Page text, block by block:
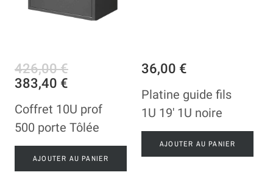
426,00 €
383,40 €
Coffret 10U prof
500 porte Tôlée
AJOUTER AU PANIER
36,00 €
Platine guide fils
1U 19' 1U noire
AJOUTER AU PANIER